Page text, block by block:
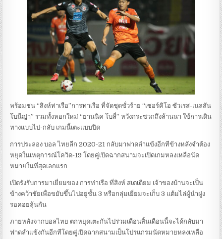
พร้อมชน “สิงห์ท่าเรือ”การท่าเรือ ที่จัดชุดชั่วร้าย “เซอร์คิโอ ซัวเรส-เนลสัน
โบนีญ่า” รวมทั้งหอกใหม่ “ยานนิค โบลี่” หวังกระซวกถึงล้านนา ใช้การเดิน
ทางแบบไป-กลับ เกมนี้เตะแบบปิด
การประลอง บอล ไทยลีก 2020-21 กลับมาฟาดลำแข้งอีกทีข้างหลังจำต้อง
หยุดในเหตุการณ์โควิด-19 โดยคู่เปิดฉากสนามจะเปิดเกมหลงเหลือนัด
หมายในที่สุดเลกแรก
เปิดรังรับการมาเยี่ยมของ การท่าเรือ ที่สิงห์ สเตเดียม เจ้าของบ้านจะเป็น
ข้างคว้าชัยเพื่อขยับขึ้นไปอยู่ชั้น 3 หรือกลุ่มเยี่ยมจะเก็บ 3 แต้มไล่ผู้นำฝูง
รอคอยลุ้นกัน
ภายหลังจากบอลไทย ตกหยุดเตะกันไปร่วมเดือนสิ้นเดือนนี้จะได้กลับมา
ฟาดลำแข้งกันอีกทีโดยคู่เปิดฉากสนามเป็นโปรแกรมนัดหมายหลงเหลือ